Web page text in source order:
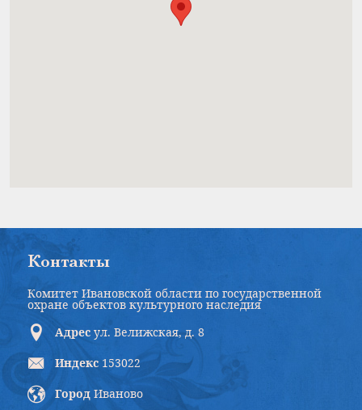
Контакты
Комитет Ивановской области по государственной
охране объектов культурного наследия
Адрес ул. Велижская, д. 8
Индекс 153022
Город Иваново